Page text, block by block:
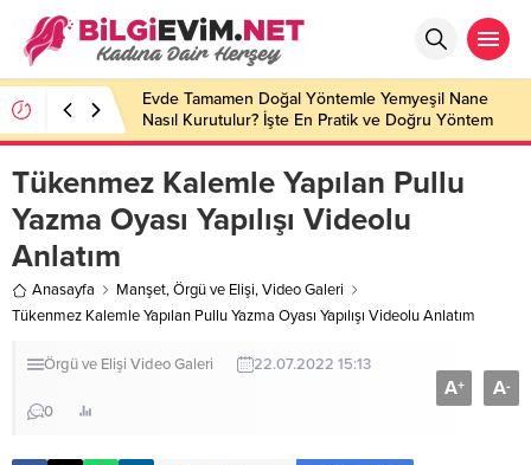
Evde Tamamen Doğal Yöntemle Yemyeşil Nane
Nasıl Kurutulur? İşte En Pratik ve Doğru Yöntem
Tükenmez Kalemle Yapılan Pullu
Yazma Oyası Yapılışı Videolu
Anlatım
Anasayfa Manşet,Örgü ve Elişi,Video Galeri
Tükenmez Kalemle Yapılan Pullu Yazma Oyası Yapılışı Videolu Anlatım
Örgü ve Elişi Video Galeri 22.07.2022 15:13
0
A+ A-